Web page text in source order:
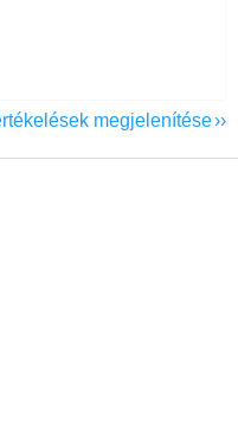
ből 5 csillag.
megjelenítése